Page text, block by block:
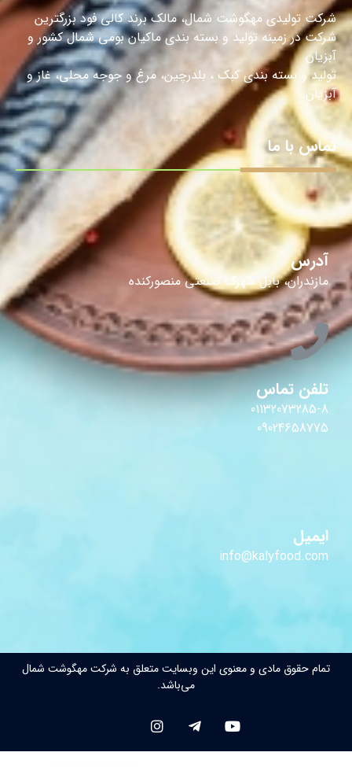
شرکت تولیدی مهگوشت شمال، مالک برند کالی فود بزرگترین
شرکت در زمینه تولید و بسته بندی ماکیان بومی شمال کشور و
آبزیان
تولید و بسته بندی کبک ، بلدرچین، مرغ و جوجه محلی، غاز و
آبزیان.
تماس با ما
آدرس
مازندران، بابل شهرک صنعتی منصورکنده
تلفن تماس
01132073285-8
09024658775
ایمیل
info@kalyfood.com
تمام حقوق مادی و معنوی این وبسایت متعلق به شرکت مهگوشت شمال
می‌باشد.